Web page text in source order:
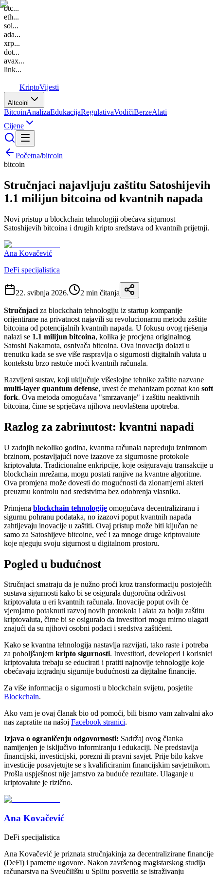
btc...
eth...
sol...
ada...
xrp...
dot...
avax...
link...
KriptoVijesti
Altcoini
BitcoinAnalizaEdukacijaRegulativaVodičiBerzeAlati
Cijene
Početna/bitcoin
bitcoin
Stručnjaci najavljuju zaštitu Satoshijevih
1.1 milijun bitcoina od kvantnih napada
Novi pristup u blockchain tehnologiji obećava sigurnost
Satoshijevih bitcoina i drugih kripto sredstava od kvantnih prijetnji.
Ana Kovačević
DeFi specijalistica
22. svibnja 2026. 2 min čitanja
Stručnjaci za blockchain tehnologiju iz startup kompanije
orijentirane na privatnost najavili su revolucionarnu metodu zaštite
bitcoina od potencijalnih kvantnih napada. U fokusu ovog rješenja
nalazi se 1.1 milijun bitcoina, kolika je procjena originalnog
Satoshi Nakamota, osnivača bitcoina. Ova inovacija dolazi u
trenutku kada se sve više raspravlja o sigurnosti digitalnih valuta u
kontekstu brzo rastuće moći kvantnih računala.
Razvijeni sustav, koji uključuje višeslojne tehnike zaštite nazvane
multi-layer quantum defense, uvest će mehanizam poznat kao soft
fork. Ova metoda omogućava "smrzavanje" i zaštitu neaktivnih
bitcoina, čime se sprječava njihova neovlaštena upotreba.
Razlog za zabrinutost: kvantni napadi
U zadnjih nekoliko godina, kvantna računala napreduju iznimnom
brzinom, postavljajući nove izazove za sigurnosne protokole
kriptovaluta. Tradicionalne enkripcije, koje osiguravaju transakcije u
blockchain mrežama, mogu postati ranjive na kvantne algoritme.
Ova promjena može dovesti do mogućnosti da zlonamjerni akteri
preuzmu kontrolu nad sredstvima bez odobrenja vlasnika.
Primjena blockchain tehnologije omogućava decentraliziranu i
sigurnu pohranu podataka, no izazovi poput kvantnih napada
zahtijevaju inovacije u zaštiti. Ovaj pristup može biti ključan ne
samo za Satoshijeve bitcoine, već i za mnoge druge kriptovalute
koje njeguju svoju sigurnost u digitalnom prostoru.
Pogled u budućnost
Stručnjaci smatraju da je nužno proći kroz transformaciju postojećih
sustava sigurnosti kako bi se osigurala dugoročna održivost
kriptovaluta u eri kvantnih računala. Inovacije poput ovih će
vjerojatno potaknuti razvoj novih protokola i alata za bolju zaštitu
kriptovaluta, čime bi se osiguralo da investitori mogu mirno ulagati
znajući da su njihovi osobni podaci i sredstva zaštićeni.
Kako se kvantna tehnologija nastavlja razvijati, tako raste i potreba
za poboljšanjem kripto sigurnosti. Investitori, developeri i korisnici
kriptovaluta trebaju se educirati i pratiti najnovije tehnologije koje
obećavaju izgradnju sigurnije budućnosti za digitalne financije.
Za više informacija o sigurnosti u blockchain svijetu, posjetite
Blockchain.
Ako vam je ovaj članak bio od pomoći, bili bismo vam zahvalni ako
nas zapratite na našoj Facebook stranici.
Izjava o ograničenju odgovornosti: Sadržaj ovog članka
namijenjen je isključivo informiranju i edukaciji. Ne predstavlja
financijski, investicijski, porezni ili pravni savjet. Prije bilo kakve
investicije posavjetujte se s kvalificiranim financijskim savjetnikom.
Prošla uspješnost nije jamstvo za buduće rezultate. Ulaganje u
kriptovalute je rizično.
Ana Kovačević
DeFi specijalistica
Ana Kovačević je priznata stručnjakinja za decentralizirane financije
(DeFi) i pametne ugovore. Nakon završenog magistarskog studija
računarstva na Sveučilištu u Splitu posvetila se istraživanju